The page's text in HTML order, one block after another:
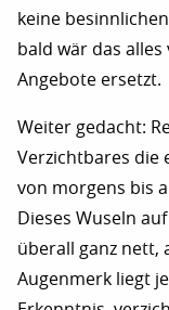
keine
bald wär das
Angebote ersetzt.
Weiter gedacht:
Verzichtbares die
von morgens bis
Dieses Wuseln
überall ganz nett,
Augenmerk liegt